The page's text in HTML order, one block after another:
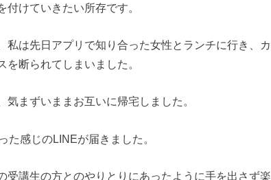
けていきたい所存です。
私は先日アプリで知り合った女性とランチに行き、カ
断られてしまいました。
まずいままお互いに帰宅しました。
た感じのLINEが届きました。
受講生の方とのやりとりにあったように手を出さず楽